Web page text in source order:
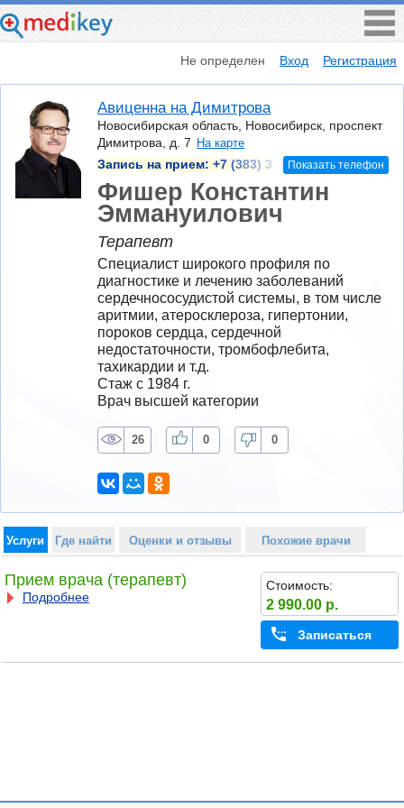
Не определен Вход Регистрация
Авиценна на Димитрова
Новосибирская область, Новосибирск, проспект
Димитрова, д. 7 На карте
Запись на прием: +7 (383) 3 Показать телефон
Фишер Константин
Эммануилович
Терапевт
Специалист широкого профиля по
диагностике и лечению заболеваний
сердечнососудистой системы, в том числе
аритмии, атеросклероза, гипертонии,
пороков сердца, сердечной
недостаточности, тромбофлебита,
тахикардии и т.д.
Стаж с 1984 г.
Врач высшей категории
26 0 0
Услуги Где найти Оценки и отзывы Похожие врачи
Прием врача (терапевт)
Подробнее
Стоимость:
2 990.00 р.
Записаться